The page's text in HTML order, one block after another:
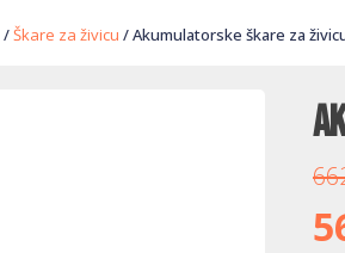
/Škare za živicu / Akumulatorske škare za